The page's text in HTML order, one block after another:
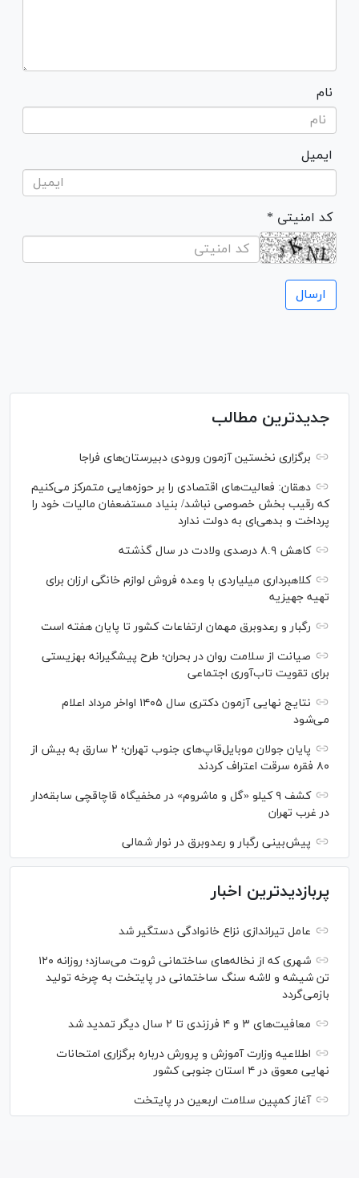
نام
ایمیل
* کد امنیتی
جدیدترین مطالب
برگزاری نخستین آزمون ورودی دبیرستان‌های فراجا
دهقان: فعالیت‌های اقتصادی را بر حوزه‌هایی متمرکز می‌کنیم
که رقیب بخش خصوصی نباشد/ بنیاد مستضعفان مالیات خود را
پرداخت و بدهی‌ای به دولت ندارد
کاهش ۸.۹ درصدی ولادت در سال گذشته
کلاهبرداری میلیاردی با وعده فروش لوازم خانگی ارزان برای
تهیه جهیزیه
رگبار و رعدوبرق مهمان ارتفاعات کشور تا پایان هفته است
صیانت از سلامت روان در بحران؛ طرح پیشگیرانه بهزیستی
برای تقویت تاب‌آوری اجتماعی
نتایج نهایی آزمون دکتری سال ۱۴۰۵ اواخر مرداد اعلام
می‌شود
پایان جولان موبایل‌قاپ‌های جنوب تهران؛ ۲ سارق به بیش از
۸۰ فقره سرقت اعتراف کردند
کشف ۹ کیلو «گل و ماشروم» در مخفیگاه قاچاقچی سابقه‌دار
در غرب تهران
پیش‌بینی رگبار و رعدوبرق در نوار شمالی
پربازدیدترین اخبار
عامل تیراندازی نزاع خانوادگی دستگیر شد
شهری که از نخاله‌های ساختمانی ثروت می‌سازد؛ روزانه ۱۲۰
تن شیشه و لاشه سنگ ساختمانی در پایتخت به چرخه تولید
بازمی‌گردد
معافیت‌های ۳ و ۴ فرزندی تا ۲ سال دیگر تمدید شد
اطلاعیه وزارت آموزش و پرورش درباره برگزاری امتحانات
نهایی معوق در ۴ استان جنوبی کشور
آغاز کمپین سلامت اربعین در پایتخت